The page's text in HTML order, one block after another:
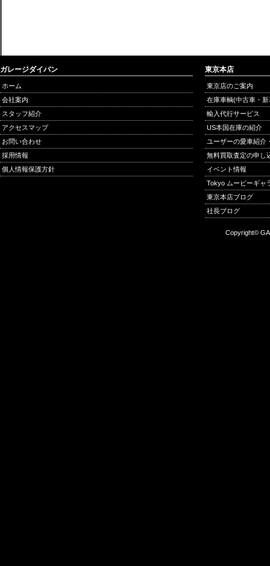
ガレージダイバン
ホーム
会社案内
スタッフ紹介
アクセスマップ
お問い合わせ
採用情報
個人情報保護方針
東京本店
東京店のご案内
在庫車輌(中古車・
輸入代行サービス
US本国在庫の紹介
ユーザーの愛車紹介
無料買取査定の申し
イベント情報
Tokyo ムービーギャ
東京本店ブログ
社長ブログ
Copyright©